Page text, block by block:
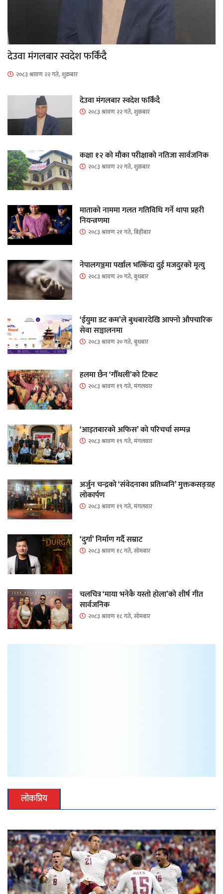
देउवा मंगलबार स्वदेश फर्किंदै
२०८३ श्रावण २२ गते, शुक्रबार
देउवा मंगलबार स्वदेश फर्किंदै
२०८३ श्रावण २२ गते, शुक्रबार
कक्षा १२ को मौका परीक्षाको नतिजा सार्वजनिक
२०८३ श्रावण २२ गते, शुक्रबार
माताकाे नाममा गलत गतिविधि गर्ने थापा प्रहरी
नियन्त्रणमा
२०८३ श्रावण २१ गते, बिहीबार
नेपालगञ्जमा पर्खाल भत्किँदा दुई मजदुरको मृत्यु
२०८३ श्रावण २० गते, बुधबार
‘ईयुमा डट कम’ले बुधबारदेखि आफ्नो औपचारिक
सेवा सञ्चालनमा
२०८३ श्रावण २० गते, बुधबार
हलमा छैन ‘गौँथली’को टिकट
२०८३ श्रावण १९ गते, मंगलवार
‘आइतबारको अफिस’ को परिचर्चा सम्पन्न
२०८३ श्रावण १९ गते, मंगलवार
अर्जुन चन्द्रको ‘संवेदनाका प्रतिध्वनि’ मुक्तकसङ्ग्रह
लोकार्पण
२०८३ श्रावण १९ गते, मंगलवार
‘दुर्गा’ निर्माण गर्दै सम्राट
२०८३ श्रावण १८ गते, सोमबार
चलचित्र ‘माया भनेकै यस्तो होला’को शीर्ष गीत
सार्वजनिक
२०८३ श्रावण १८ गते, सोमबार
लोकप्रिय